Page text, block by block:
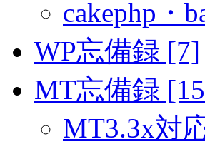
cakephp・
WP忘備録 [7]
MT忘備録
MT3.3x対